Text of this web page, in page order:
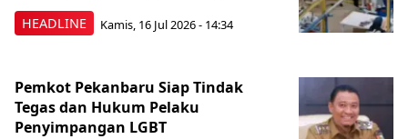
HEADLINE Kamis, 16 Jul 2026 - 14:34
Pemkot Pekanbaru Siap Tindak
Tegas dan Hukum Pelaku
Penyimpangan LGBT